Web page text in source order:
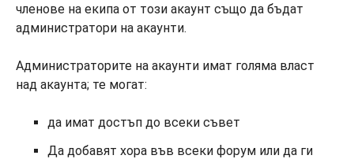
членове на екипа от този акаунт също да бъдат
администратори на акаунти.
Администраторите на акаунти имат голяма власт
над акаунта; те могат:
да имат достъп до всеки съвет
Да добавят хора във всеки форум или да ги